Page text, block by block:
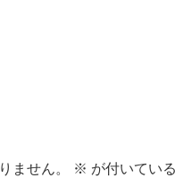
ません。 ※ が付いてい